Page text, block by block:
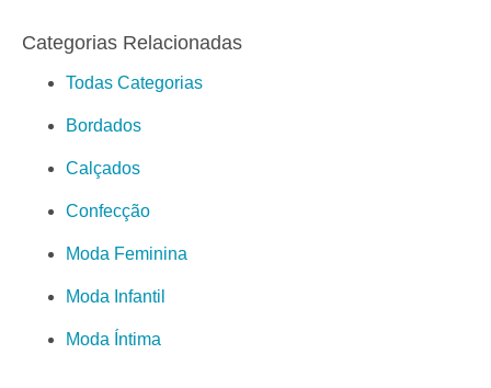
Categorias Relacionadas
Todas Categorias
Bordados
Calçados
Confecção
Moda Feminina
Moda Infantil
Moda Íntima